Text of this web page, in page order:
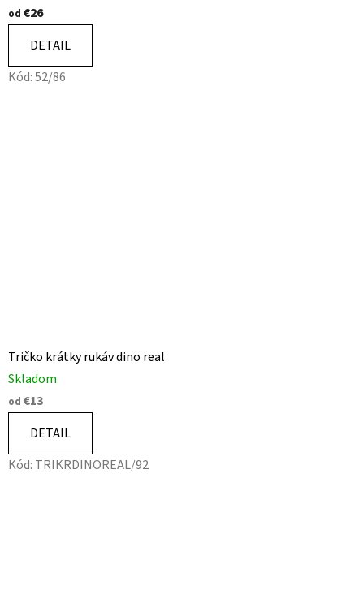
od €26
DETAIL
Kód:52/86
Tričko krátky rukáv dino real
Skladom
od €13
DETAIL
Kód: TRIKRDINOREAL/92